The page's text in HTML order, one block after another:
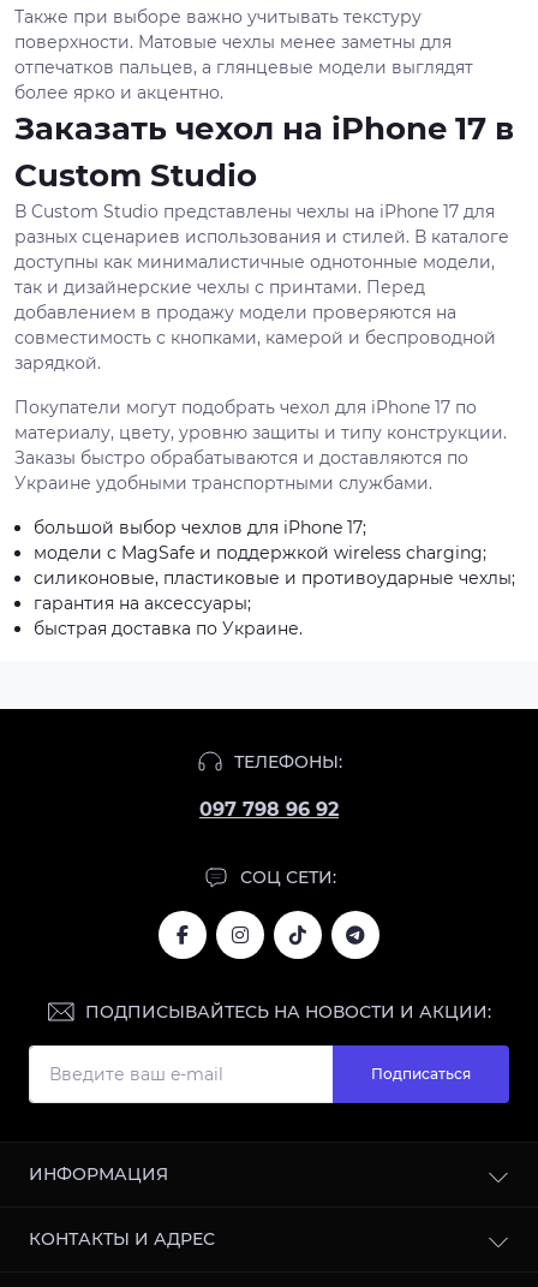
Также при выборе важно учитывать текстуру
поверхности. Матовые чехлы менее заметны для
отпечатков пальцев, а глянцевые модели выглядят
более ярко и акцентно.
Заказать чехол на iPhone 17 в
Custom Studio
В Custom Studio представлены чехлы на iPhone 17 для
разных сценариев использования и стилей. В каталоге
доступны как минималистичные однотонные модели,
так и дизайнерские чехлы с принтами. Перед
добавлением в продажу модели проверяются на
совместимость с кнопками, камерой и беспроводной
зарядкой.
Покупатели могут подобрать чехол для iPhone 17 по
материалу, цвету, уровню защиты и типу конструкции.
Заказы быстро обрабатываются и доставляются по
Украине удобными транспортными службами.
большой выбор чехлов для iPhone 17;
модели с MagSafe и поддержкой wireless charging;
силиконовые, пластиковые и противоударные чехлы;
гарантия на аксессуары;
быстрая доставка по Украине.
ТЕЛЕФОНЫ:
097 798 96 92
СОЦ СЕТИ:
ПОДПИСЫВАЙТЕСЬ НА НОВОСТИ И АКЦИИ:
Подписаться
ИНФОРМАЦИЯ
Отзывы
КОНТАКТЫ И АДРЕС